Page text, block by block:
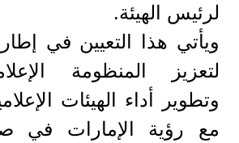
لرئيس الهيئة.
ويأتي هذا التعيين في
لتعزيز المنظومة
وتطوير أداء الهيئات
مع رؤية الإمارات في